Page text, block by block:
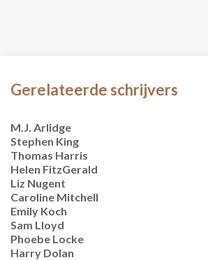
Gerelateerde schrijvers
M.J. Arlidge
Stephen King
Thomas Harris
Helen FitzGerald
Liz Nugent
Caroline Mitchell
Emily Koch
Sam Lloyd
Phoebe Locke
Harry Dolan